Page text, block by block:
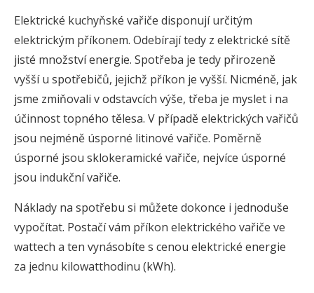
Elektrické kuchyňské vařiče disponují určitým
elektrickým příkonem. Odebírají tedy z elektrické sítě
jisté množství energie. Spotřeba je tedy přirozeně
vyšší u spotřebičů, jejichž příkon je vyšší. Nicméně, jak
jsme zmiňovali v odstavcích výše, třeba je myslet i na
účinnost topného tělesa. V případě elektrických vařičů
jsou nejméně úsporné litinové vařiče. Poměrně
úsporné jsou sklokeramické vařiče, nejvíce úsporné
jsou indukční vařiče.
Náklady na spotřebu si můžete dokonce i jednoduše
vypočítat. Postačí vám příkon elektrického vařiče ve
wattech a ten vynásobíte s cenou elektrické energie
za jednu kilowatthodinu (kWh).